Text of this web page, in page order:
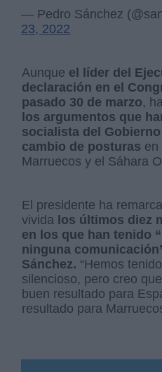
— Pedro Sánchez
23, 2022
Aunque el líder del
declaración en el
pasado 30 de marzo,
los argumentos que
socialista del
cambio de posturas en
Marruecos y el Sáhara
El presidente ha
vivida los últimos diez
en los que han tenido
ninguna
Sánchez. “Hemos
silencioso, pero creo
buen resultado para
resultado para